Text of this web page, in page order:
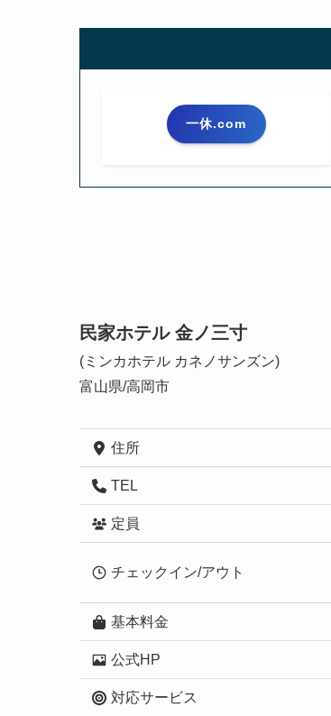
一休.com
民家ホテル 金ノ三寸
(ミンカホテル カネノサンズン)
富山県/高岡市
住所
TEL
定員
チェックイン/アウト
基本料金
公式HP
対応サービス